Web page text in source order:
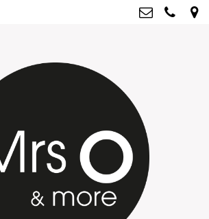
Kvk: Mrs O & more - 67796435
BTWnr: NL001835603B07